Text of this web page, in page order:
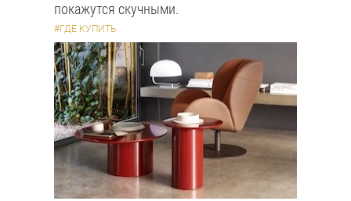
покажутся скучными.
#ГДЕ КУПИТЬ